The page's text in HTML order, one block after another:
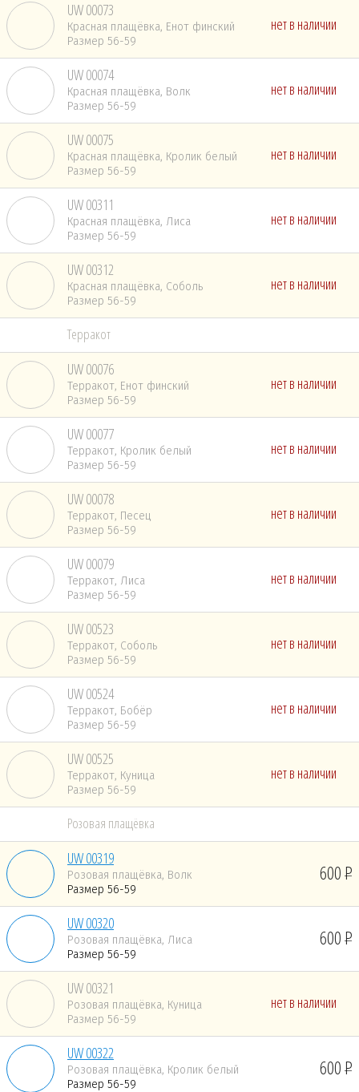
UW 00073
Красная плащёвка, Енот финский
Размер 56-59
нет в наличии
UW 00074
Красная плащёвка, Волк
Размер 56-59
нет в наличии
UW 00075
Красная плащёвка, Кролик белый
Размер 56-59
нет в наличии
UW 00311
Красная плащёвка, Лиса
Размер 56-59
нет в наличии
UW 00312
Красная плащёвка, Соболь
Размер 56-59
нет в наличии
Терракот
UW 00076
Терракот, Енот финский
Размер 56-59
нет в наличии
UW 00077
Терракот, Кролик белый
Размер 56-59
нет в наличии
UW 00078
Терракот, Песец
Размер 56-59
нет в наличии
UW 00079
Терракот, Лиса
Размер 56-59
нет в наличии
UW 00523
Терракот, Соболь
Размер 56-59
нет в наличии
UW 00524
Терракот, Бобёр
Размер 56-59
нет в наличии
UW 00525
Терракот, Куница
Размер 56-59
нет в наличии
Розовая плащёвка
UW 00319
Розовая плащёвка, Волк
Размер 56-59
600
UW 00320
Розовая плащёвка, Лиса
Размер 56-59
600
UW 00321
Розовая плащёвка, Куница
Размер 56-59
нет в наличии
UW 00322
Розовая плащёвка, Кролик белый
Размер 56-59
600